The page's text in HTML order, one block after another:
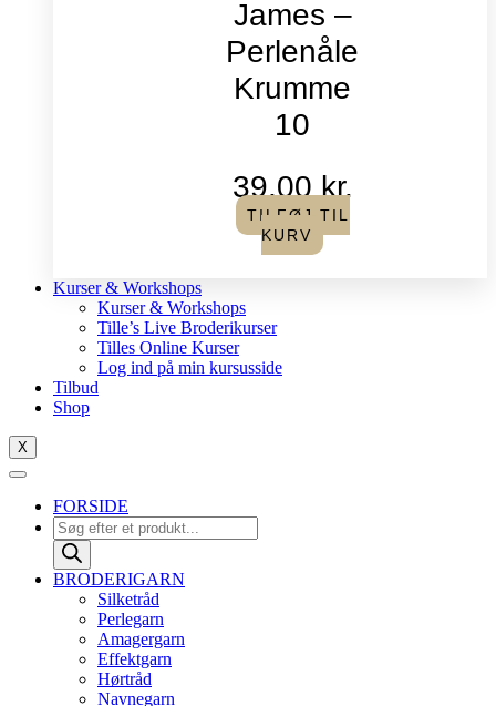
James –
Perlenåle
Krumme
10
39,00kr.
TILFØJ TIL
KURV
Kurser & Workshops
Kurser & Workshops
Tille’s Live Broderikurser
Tilles Online Kurser
Log ind på min kursusside
Tilbud
Shop
X
FORSIDE
Products
search
BRODERIGARN
Silketråd
Perlegarn
Amagergarn
Effektgarn
Hørtråd
Navnegarn